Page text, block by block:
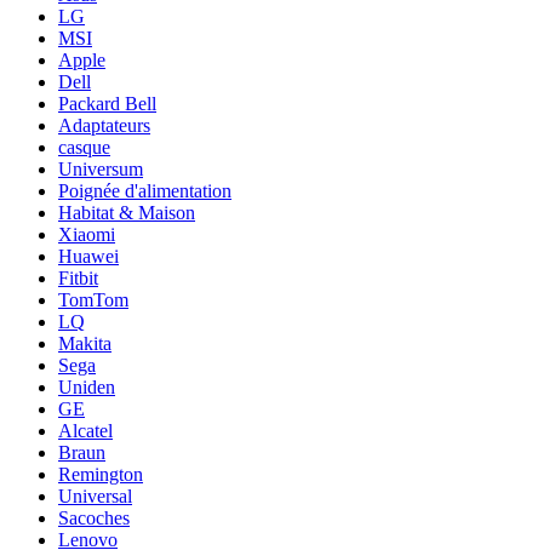
LG
MSI
Apple
Dell
Packard Bell
Adaptateurs
casque
Universum
Poignée d'alimentation
Habitat & Maison
Xiaomi
Huawei
Fitbit
TomTom
LQ
Makita
Sega
Uniden
GE
Alcatel
Braun
Remington
Universal
Sacoches
Lenovo